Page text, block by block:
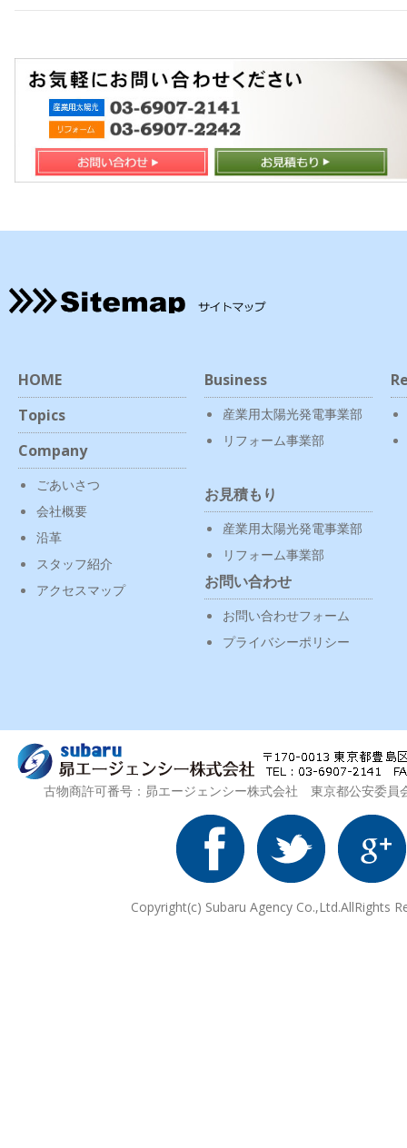
HOME
Topics
Company
ごあいさつ
会社概要
沿革
スタッフ紹介
アクセスマップ
Business
産業用太陽光発電事業部
リフォーム事業部
お見積もり
産業用太陽光発電事業部
リフォーム事業部
お問い合わせ
お問い合わせフォーム
プライバシーポリシー
古物商許可番号：昴エージェンシー株式会社 東京都公安委
Copyright(c) Subaru Agency Co.,Ltd.AllRights